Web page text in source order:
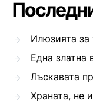
Илюзията
Една златна
Лъскавата
Храната, не